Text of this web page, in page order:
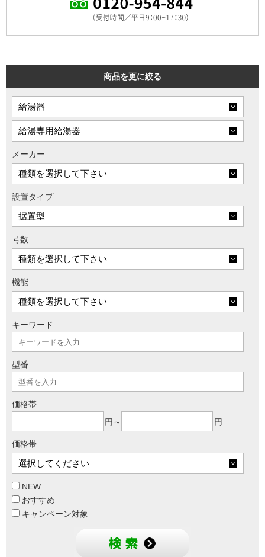
商品を更に絞る
メーカー
設置タイプ
号数
機能
キーワード
型番
価格帯
円～
円
価格帯
NEW
おすすめ
キャンペーン対象